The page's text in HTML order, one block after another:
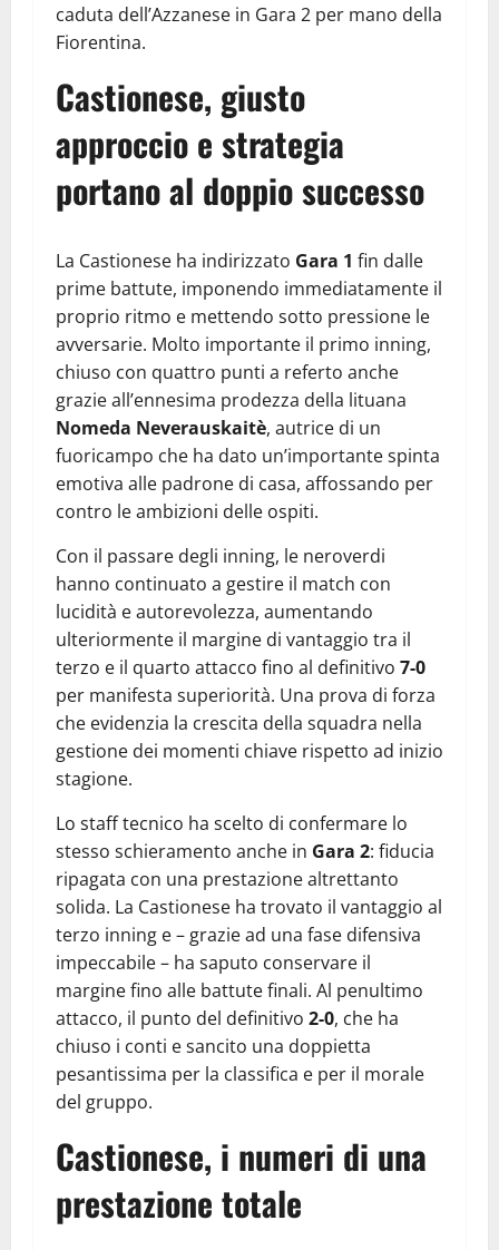
caduta dell’Azzanese in Gara 2 per mano della
Fiorentina.
Castionese, giusto
approccio e strategia
portano al doppio successo
La Castionese ha indirizzato Gara 1 fin dalle
prime battute, imponendo immediatamente il
proprio ritmo e mettendo sotto pressione le
avversarie. Molto importante il primo inning,
chiuso con quattro punti a referto anche
grazie all’ennesima prodezza della lituana
Nomeda Neverauskaitè, autrice di un
fuoricampo che ha dato un’importante spinta
emotiva alle padrone di casa, affossando per
contro le ambizioni delle ospiti.
Con il passare degli inning, le neroverdi
hanno continuato a gestire il match con
lucidità e autorevolezza, aumentando
ulteriormente il margine di vantaggio tra il
terzo e il quarto attacco fino al definitivo 7-0
per manifesta superiorità. Una prova di forza
che evidenzia la crescita della squadra nella
gestione dei momenti chiave rispetto ad inizio
stagione.
Lo staff tecnico ha scelto di confermare lo
stesso schieramento anche in Gara 2: fiducia
ripagata con una prestazione altrettanto
solida. La Castionese ha trovato il vantaggio al
terzo inning e – grazie ad una fase difensiva
impeccabile – ha saputo conservare il
margine fino alle battute finali. Al penultimo
attacco, il punto del definitivo 2-0, che ha
chiuso i conti e sancito una doppietta
pesantissima per la classifica e per il morale
del gruppo.
Castionese, i numeri di una
prestazione totale